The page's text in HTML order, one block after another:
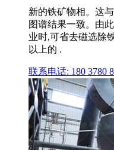
新的铁矿物相。这
图谱结果一致。由
业时,可省去磁选除
以上的 .
联系电话: 180 3780